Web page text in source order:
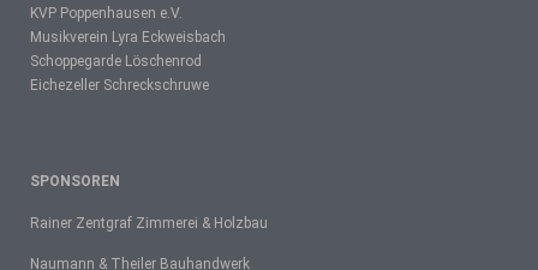
KVP Poppenhausen e.V.
Musikverein Lyra Eckweisbach
Schoppegarde Löschenrod
Eichezeller Schreckschruwe
SPONSOREN
Rainer Zentgraf Zimmerei & Holzbau
Naumann & Theiler Bauhandwerk